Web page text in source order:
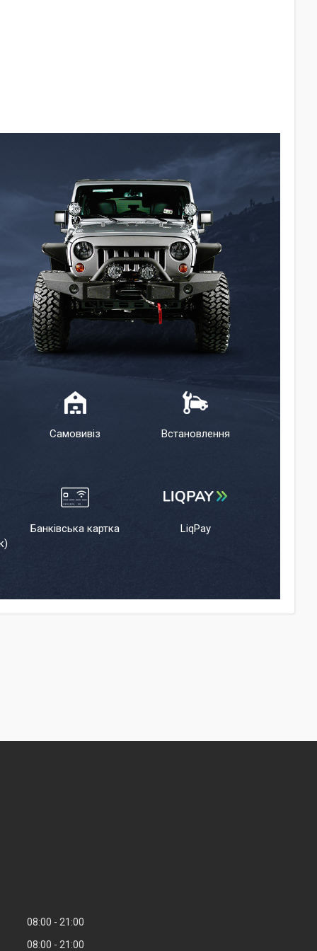
Самовивіз Встановлення
Банківська картка LiqPay
08:00
21:00
08:00 21:00